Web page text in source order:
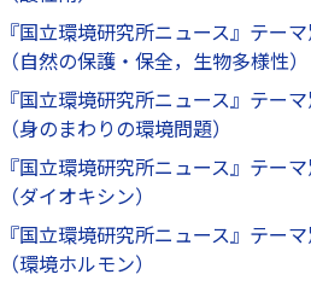
『国立環境研究所ニュース』テー
（自然の保護・保全，生物多様性）
『国立環境研究所ニュース』テー
（身のまわりの環境問題）
『国立環境研究所ニュース』テー
（ダイオキシン）
『国立環境研究所ニュース』テー
（環境ホルモン）